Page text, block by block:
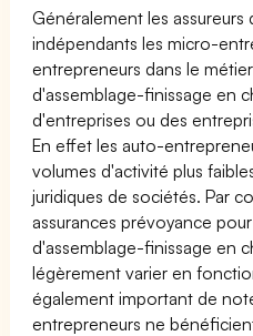
Généralement les assureurs
indépendants les micro-
entrepreneurs dans le
d'assemblage-finissage en
d'entreprises ou des
En effet les auto-
volumes d'activité plus
juridiques de sociétés. Par
assurances prévoyance
d'assemblage-finissage en
légèrement varier en
également important de
entrepreneurs ne